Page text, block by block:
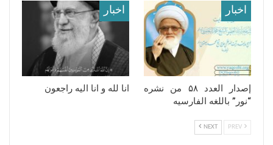
اخبار
إصدار العدد ۵۸ من نشره
“نور” باللغه الفارسیه
اخبار
انا لله و انا الیه راجعون
NEXT